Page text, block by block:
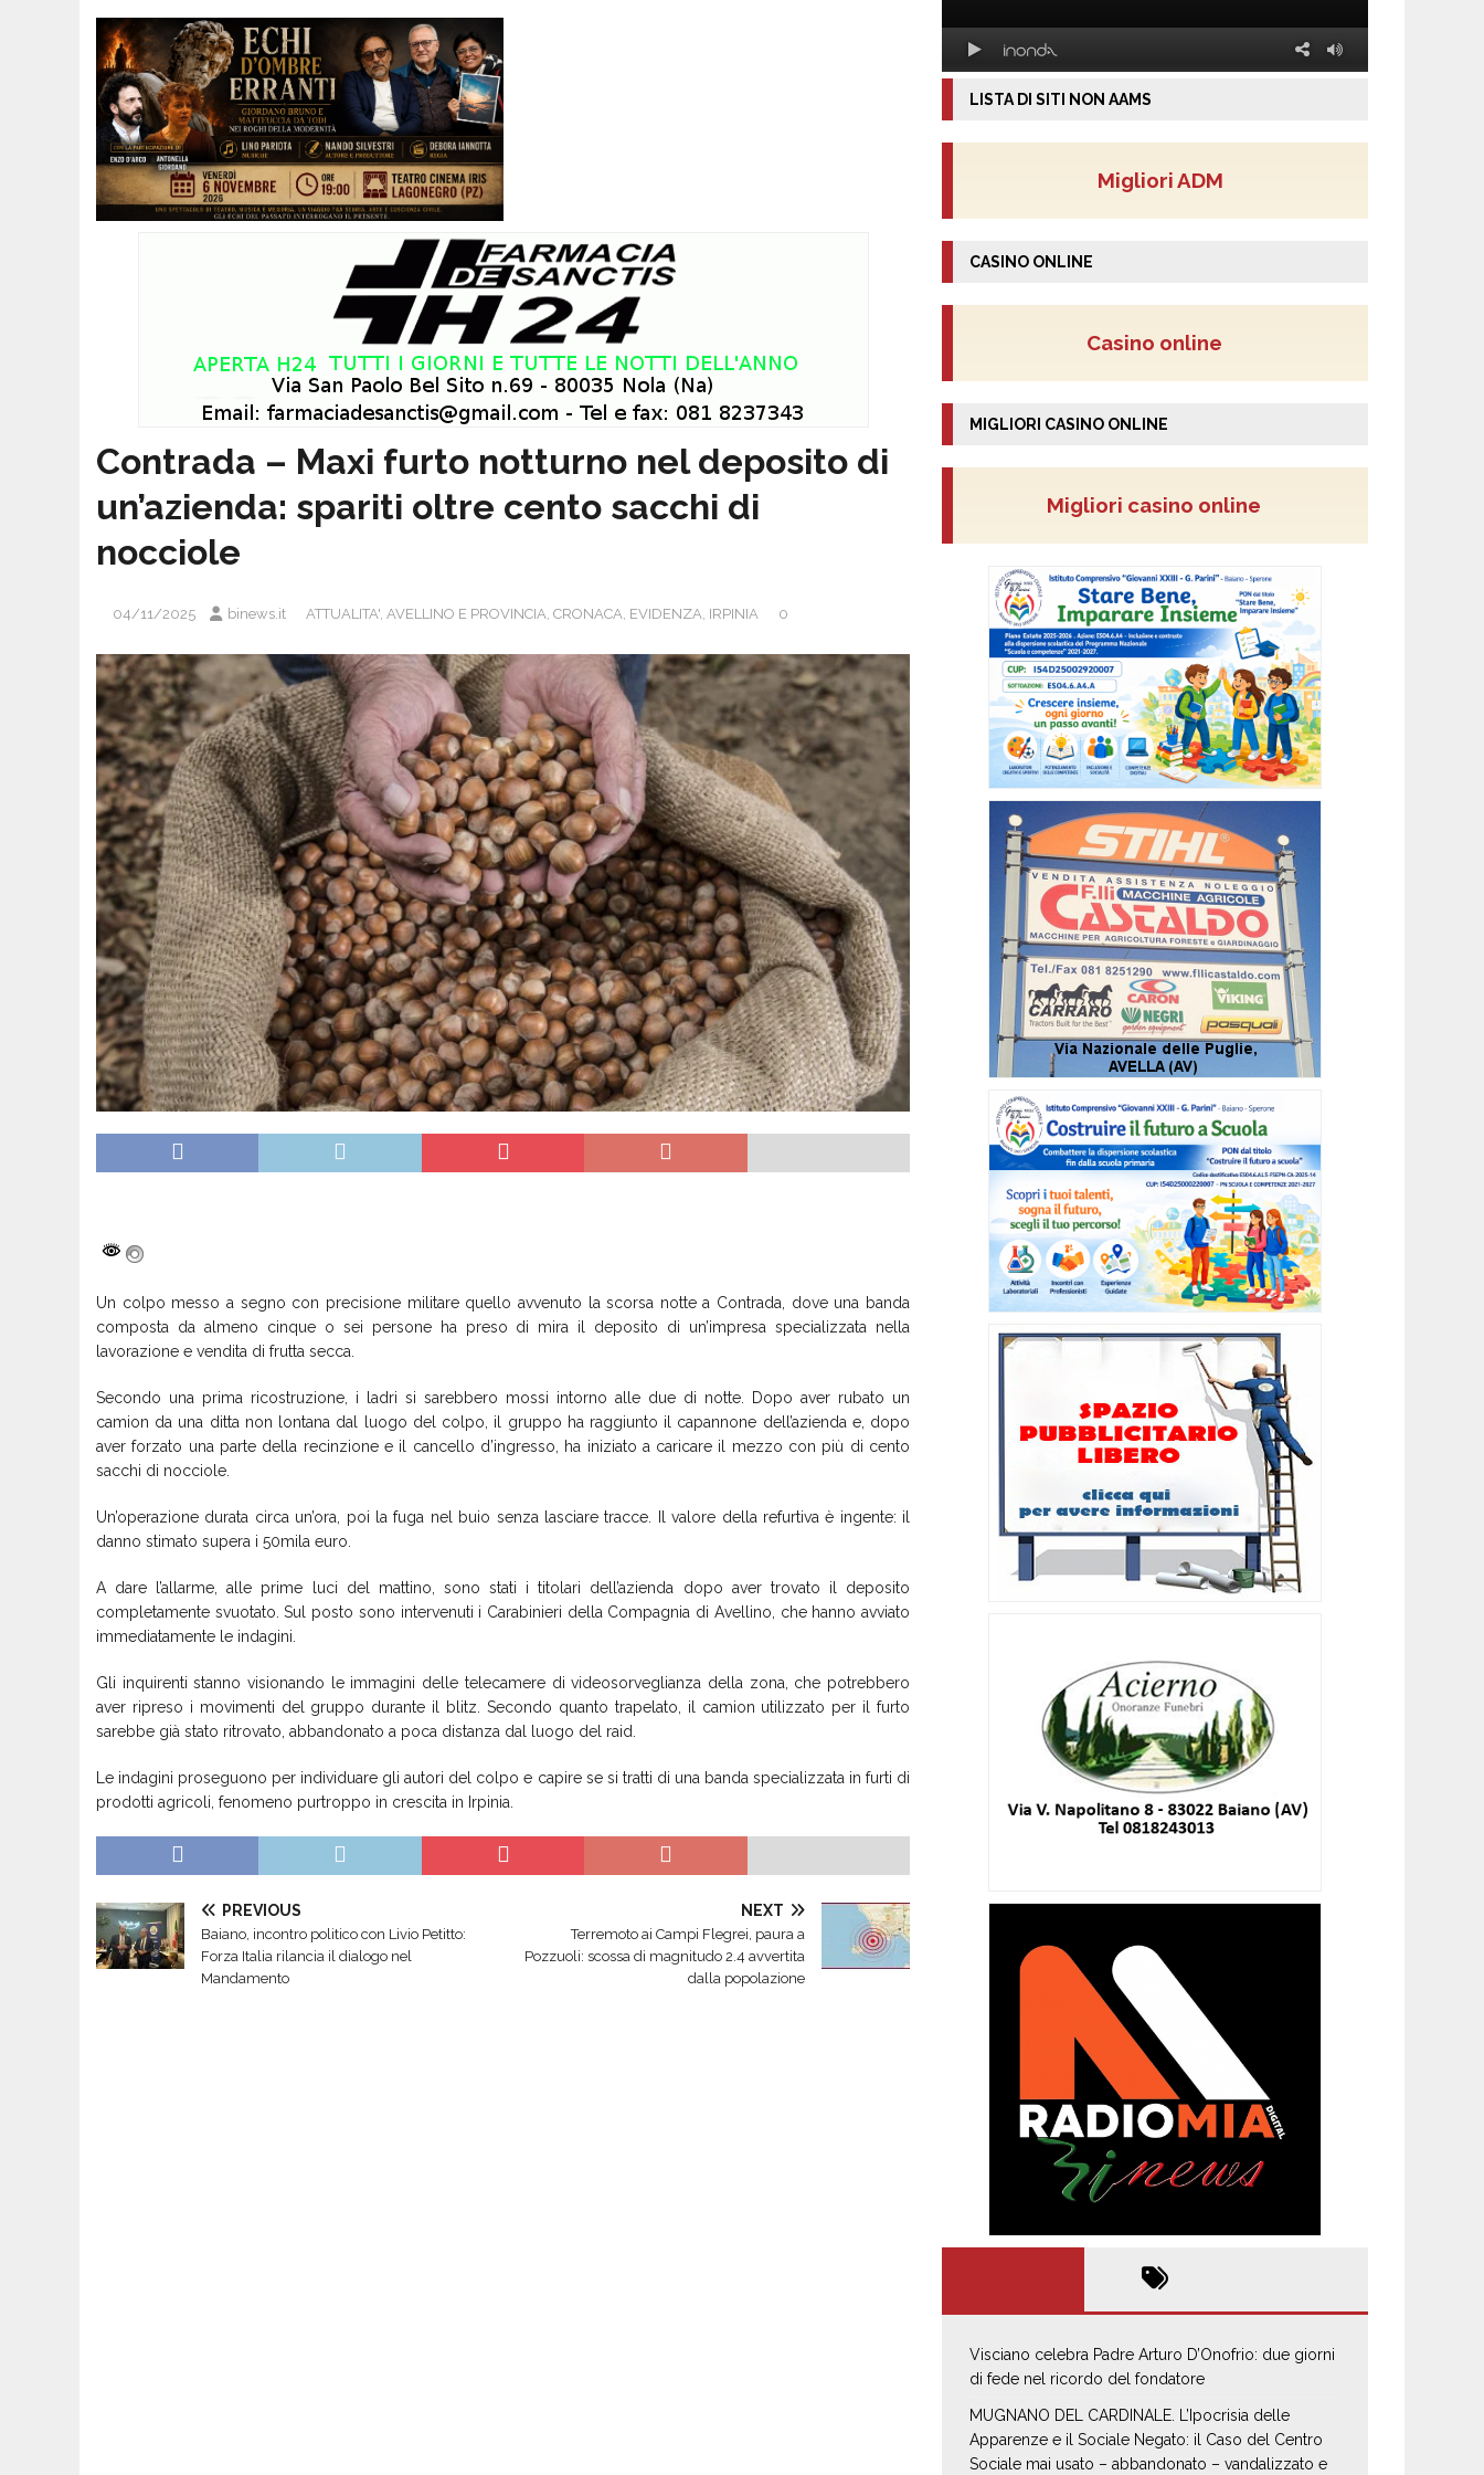
Contrada – Maxi furto notturno nel deposito di
un’azienda: spariti oltre cento sacchi di
nocciole
04/11/2025 binews.it ATTUALITA', AVELLINO E PROVINCIA, CRONACA, EVIDENZA, IRPINIA 0
Un colpo messo a segno con precisione militare quello avvenuto la scorsa notte a Contrada, dove una banda
composta da almeno cinque o sei persone ha preso di mira il deposito di un’impresa specializzata nella
lavorazione e vendita di frutta secca.
Secondo una prima ricostruzione, i ladri si sarebbero mossi intorno alle due di notte. Dopo aver rubato un
camion da una ditta non lontana dal luogo del colpo, il gruppo ha raggiunto il capannone dell’azienda e, dopo
aver forzato una parte della recinzione e il cancello d’ingresso, ha iniziato a caricare il mezzo con più di cento
sacchi di nocciole.
Un’operazione durata circa un’ora, poi la fuga nel buio senza lasciare tracce. Il valore della refurtiva è ingente: il
danno stimato supera i 50mila euro.
A dare l’allarme, alle prime luci del mattino, sono stati i titolari dell’azienda dopo aver trovato il deposito
completamente svuotato. Sul posto sono intervenuti i Carabinieri della Compagnia di Avellino, che hanno avviato
immediatamente le indagini.
Gli inquirenti stanno visionando le immagini delle telecamere di videosorveglianza della zona, che potrebbero
aver ripreso i movimenti del gruppo durante il blitz. Secondo quanto trapelato, il camion utilizzato per il furto
sarebbe già stato ritrovato, abbandonato a poca distanza dal luogo del raid.
Le indagini proseguono per individuare gli autori del colpo e capire se si tratti di una banda specializzata in furti di
prodotti agricoli, fenomeno purtroppo in crescita in Irpinia.
PREVIOUS
Baiano, incontro politico con Livio Petitto:
Forza Italia rilancia il dialogo nel
Mandamento
NEXT
Terremoto ai Campi Flegrei, paura a
Pozzuoli: scossa di magnitudo 2.4 avvertita
dalla popolazione
LISTA DI SITI NON AAMS
Migliori ADM
CASINO ONLINE
Casino online
MIGLIORI CASINO ONLINE
Migliori casino online
Visciano celebra Padre Arturo D’Onofrio: due giorni
di fede nel ricordo del fondatore
MUGNANO DEL CARDINALE. L’Ipocrisia delle
Apparenze e il Sociale Negato: il Caso del Centro
Sociale mai usato – abbandonato – vandalizzato e